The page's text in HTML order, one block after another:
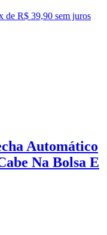
de R$ 39,90 sem juros
Automático
Na Bolsa E